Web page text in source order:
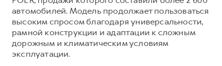
автомобилей. Модель продолжает пользоваться
высоким спросом благодаря универсальности,
рамной конструкции и адаптации к сложным
дорожным и климатическим условиям
эксплуатации.